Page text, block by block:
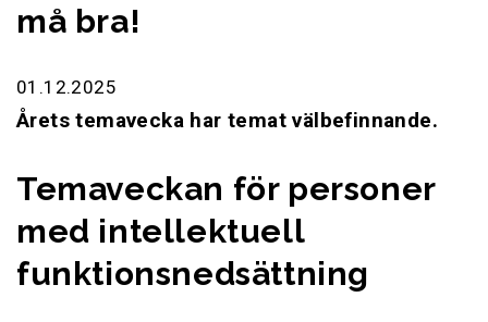
må bra!
01.12.2025
Årets temavecka har temat välbefinnande.
Temaveckan för personer
med intellektuell
funktionsnedsättning